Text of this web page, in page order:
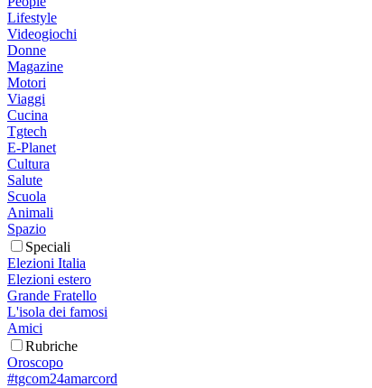
Lifestyle
Videogiochi
Donne
Magazine
Motori
Viaggi
Cucina
Tgtech
E-Planet
Cultura
Salute
Scuola
Animali
Spazio
Speciali
Elezioni Italia
Elezioni estero
Grande Fratello
L'isola dei famosi
Amici
Rubriche
Oroscopo
#tgcom24amarcord